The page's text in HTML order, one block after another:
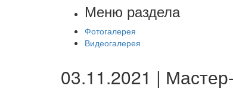
Меню раздела
Фотогалерея
Видеогалерея
03.11.2021 |